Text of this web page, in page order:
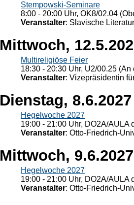
Stempowski-Seminare
8:00 - 20:00 Uhr, OK8/02.04
Veranstalter: Slavische
Mittwoch,
Multireligiöse Feier
18:30 - 20:30 Uhr, U2/00.25
Veranstalter: Vizepräsidentin
Dienstag, 8.6.2027
Hegelwoche 2027
19:00 - 21:00 Uhr, DO2A/
Veranstalter: Otto-Friedrich-
Mittwoch, 9.6.2027
Hegelwoche 2027
19:00 - 21:00 Uhr, DO2A/
Veranstalter: Otto-Friedrich-